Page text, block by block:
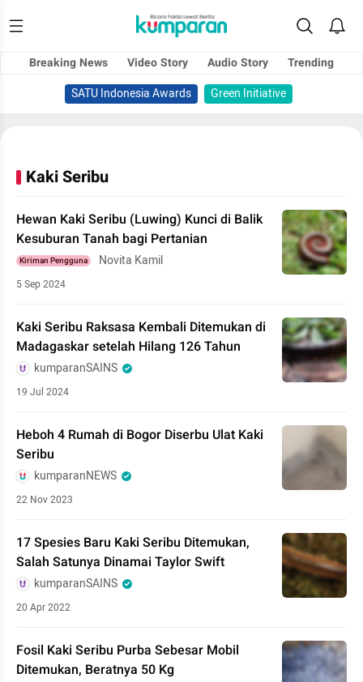
Breaking News Video Story Audio Story
Trending
SATU Indonesia Awards
Green Initiative
Kaki Seribu
Hewan Kaki Seribu (Luwing) Kunci di Balik
Kesuburan Tanah bagi Pertanian
Kiriman Pengguna Novita Kamil
5 Sep 2024
Kaki Seribu Raksasa Kembali Ditemukan di
Madagaskar setelah Hilang 126 Tahun
kumparanSAINS
19 Jul 2024
Heboh 4 Rumah di Bogor Diserbu Ulat Kaki
Seribu
kumparanNEWS
22 Nov 2023
17 Spesies Baru Kaki Seribu Ditemukan,
Salah Satunya Dinamai Taylor Swift
kumparanSAINS
20 Apr 2022
Fosil Kaki Seribu Purba Sebesar Mobil
Ditemukan, Beratnya 50 Kg